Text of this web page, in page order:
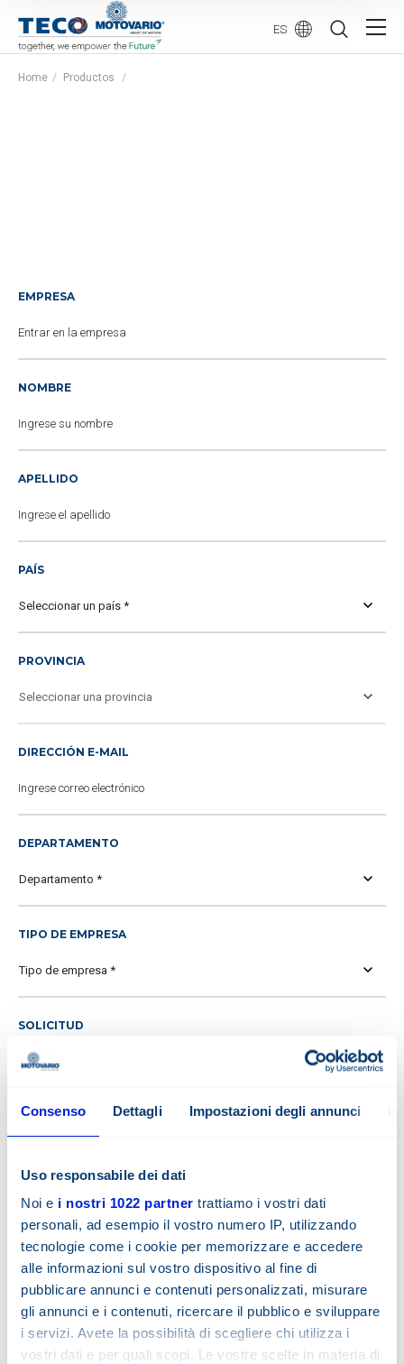
Consenso Dettagli Impostazioni degli annunci
Uso responsabile dei dati
Noi e i nostri 1022 partner trattiamo i vostri dati
personali, ad esempio il vostro numero IP, utilizzando
tecnologie come i cookie per memorizzare e accedere
alle informazioni sul vostro dispositivo al fine di
pubblicare annunci e contenuti personalizzati, misurare
gli annunci e i contenuti, ricercare il pubblico e sviluppare
i servizi. Avete la possibilità di scegliere chi utilizza i
vostri dati e per quali scopi. Le vostre scelte in materia di
ES
Home Productos
EMPRESA
NOMBRE
APELLIDO
PAÍS
PROVINCIA
DIRECCIÓN E-MAIL
DEPARTAMENTO
TIPO DE EMPRESA
SOLICITUD
Leer la nota informativa para la protección de datos
Leer el consentimiento concedido a Motovario S.p.A.
He leído y estoy de acuerdo con el tratamiento de
mis datos personales